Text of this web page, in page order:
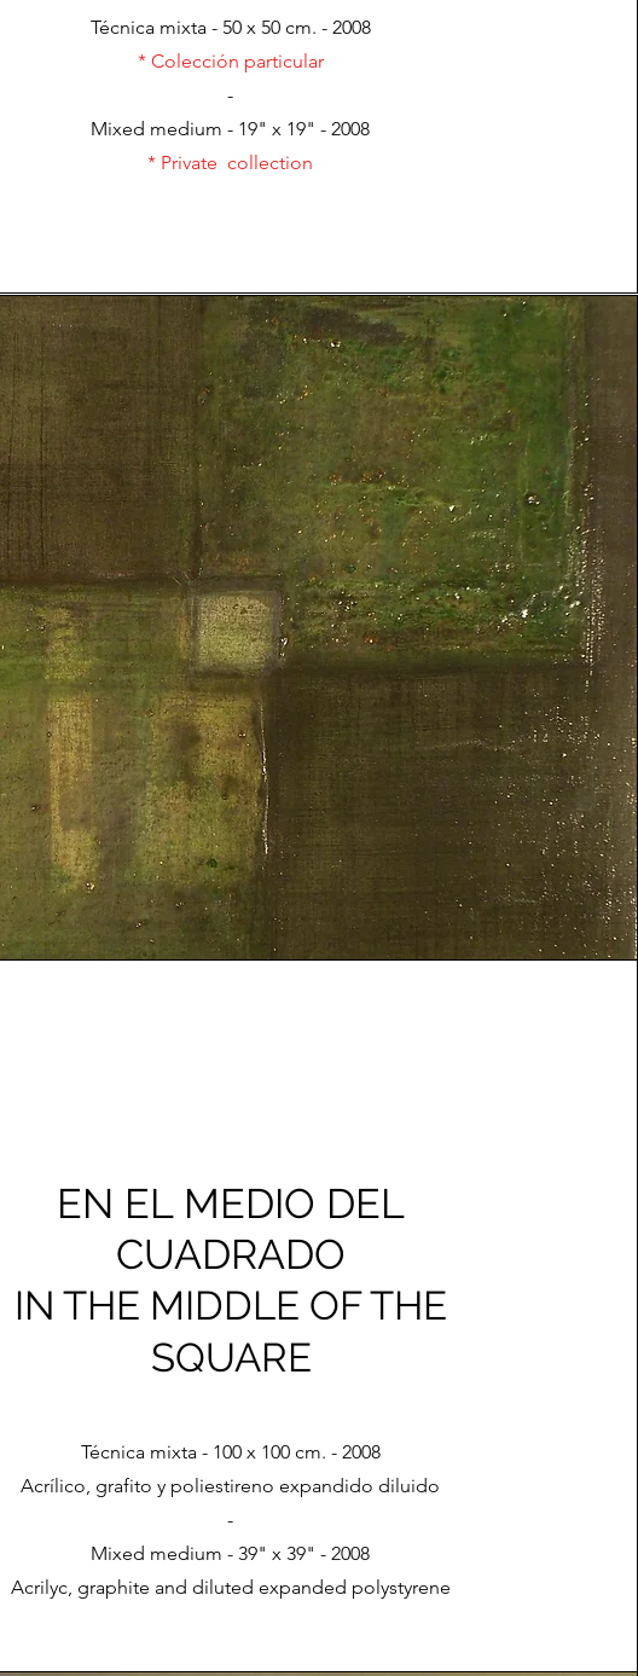
Técnica mixta - 50 x 50 cm. - 2008
* Colección particular
-
Mixed medium - 19" x 19" - 2008
* Private collection
EN EL MEDIO DEL
CUADRADO
IN THE MIDDLE OF THE
SQUARE
Técnica mixta - 100 x 100 cm. - 2008
Acrílico, grafito y poliestireno expandido diluido
-
Mixed medium - 39" x 39" - 2008
Acrilyc, graphite and diluted expanded polystyrene